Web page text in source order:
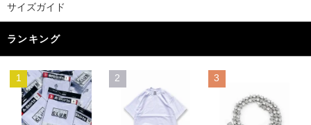
サイズガイド
ランキング
1 2 3